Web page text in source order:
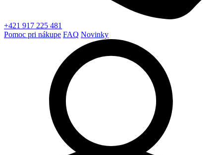
+421 917 225 481
Pomoc pri nákupe FAQ Novinky